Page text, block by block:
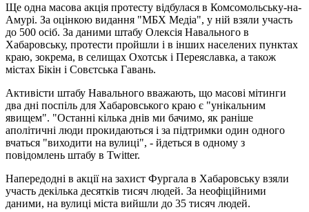
Ще одна масова акція протесту відбулася в Комсомольську-на-
Амурі. За оцінкою видання "МБХ Медіа", у ній взяли участь
до 500 осіб. За даними штабу Олексія Навального в
Хабаровську, протести пройшли і в інших населених пунктах
краю, зокрема, в селищах Охотськ і Переяславка, а також
містах Бікін і Совєтська Гавань.
Активісти штабу Навального вважають, що масові мітинги
два дні поспіль для Хабаровського краю є "унікальним
явищем". "Останні кілька днів ми бачимо, як раніше
аполітичні люди прокидаються і за підтримки один одного
вчаться "виходити на вулиці", - йдеться в одному з
повідомлень штабу в Twitter.
Напередодні в акції на захист Фургала в Хабаровську взяли
участь декілька десятків тисяч людей. За неофіційними
даними, на вулиці міста вийшли до 35 тисяч людей.